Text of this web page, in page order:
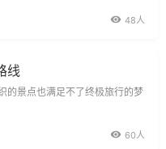
48人
线
的景点也满足不了终极旅行的梦
60人